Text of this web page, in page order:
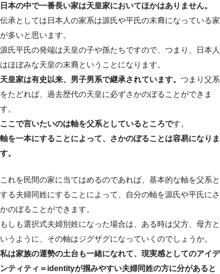
日本の中で一番長い家は天皇家においてほかはありません。
伝承としては日本人の家系は源氏や平氏の末裔になっている家
が多いと思います。
源氏平氏の発端は天皇の子や孫たちですので、つまり、日本人
はほぼみな天皇の末裔ということになります。
天皇家は有史以来、男子男系で継承されています。 つまり父系
をたどれば、過去歴代の天皇に必ずさかのぼることができま
す。
ここで言いたいのは軸を父系としているところです。
軸を一本にすることによって、さかのぼることは容易になりま
す。
これを民間の家に当てはめるのであれば、基本的な軸を父系と
する夫婦同姓にすることによって、自分の軸を源氏や平氏にさ
かのぼることができます。
もしも選択式夫婦別姓になった場合は、ある時は父方、母方と
いうように、その軸はジグザグになっていくのでしょうか。
私は家族の運勢の土台も一緒になれて、現実感としてのアイデ
ンティティ＝identityが掴みやすい夫婦同姓の方に分があると